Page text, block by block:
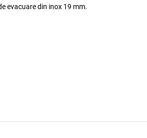
evacuare din inox 19 mm.